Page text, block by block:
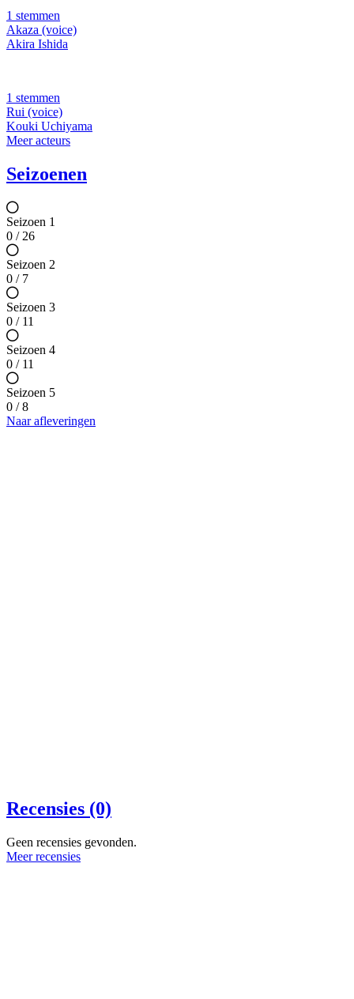
1 stemmen
Akaza (voice)
Akira Ishida
1 stemmen
Rui (voice)
Kouki Uchiyama
Meer acteurs
Seizoenen
Seizoen 1
0 / 26
Seizoen 2
0 / 7
Seizoen 3
0 / 11
Seizoen 4
0 / 11
Seizoen 5
0 / 8
Naar afleveringen
Recensies (0)
Geen recensies gevonden.
Meer recensies